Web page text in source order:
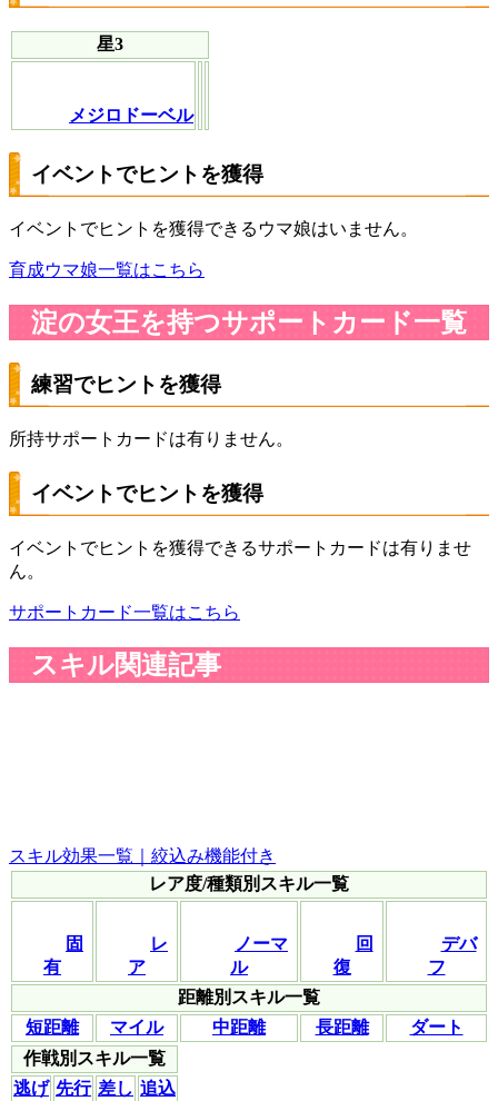
星3
メジロドーベル
イベントでヒントを獲得
イベントでヒントを獲得できるウマ娘はいません。
育成ウマ娘一覧はこちら
淀の女王を持つサポートカード一覧
練習でヒントを獲得
所持サポートカードは有りません。
イベントでヒントを獲得
イベントでヒントを獲得できるサポートカードは有りませ
ん。
サポートカード一覧はこちら
スキル関連記事
スキル効果一覧｜絞込み機能付き
レア度/種類別スキル一覧
固
有
レ
ア
ノーマ
ル
回
復
デバ
フ
距離別スキル一覧
短距離
マイル 中距離 長距離
ダート
作戦別スキル一覧
逃げ 先行 差し 追込